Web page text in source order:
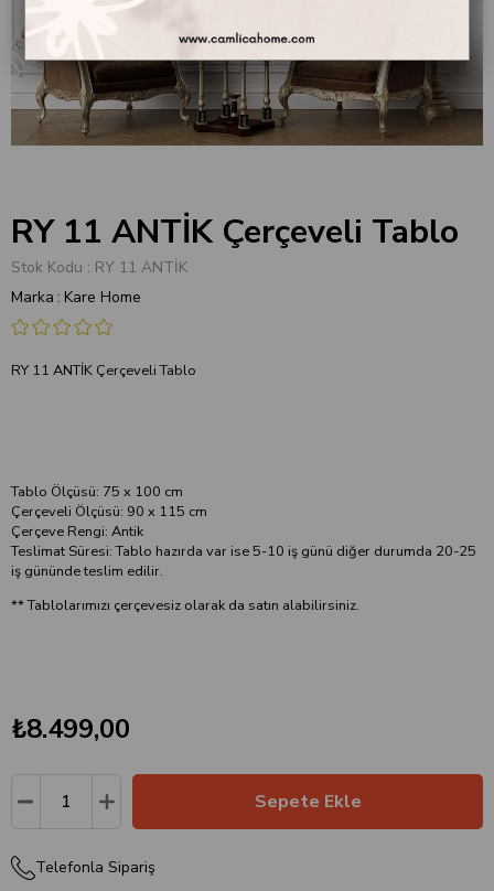
RY 11 ANTİK Çerçeveli Tablo
Stok Kodu
RY 11 ANTİK
Marka : Kare Home
RY 11 ANTİK Çerçeveli Tablo
Tablo Ölçüsü: 75 x 100 cm
Çerçeveli Ölçüsü: 90 x 115 cm
Çerçeve Rengi: Antik
Teslimat Süresi: Tablo hazırda var ise 5-10 iş günü diğer durumda 20-25
iş gününde teslim edilir.
** Tablolarımızı çerçevesiz olarak da satın alabilirsiniz.
₺8.499,00
Telefonla Sipariş